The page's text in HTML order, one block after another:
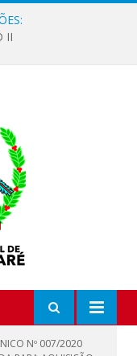
II
Nº 007/2020